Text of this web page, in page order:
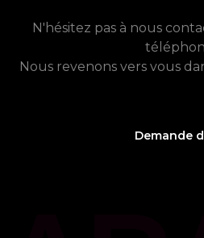
N'hésitez pas à nous
Nous revenons vers vous
Demande